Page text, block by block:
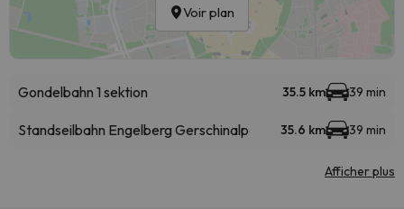
Voir plan
Gondelbahn 1 sektion 35.5 km 39 min
Standseilbahn Engelberg Gerschinalp 35.6 km 39 min
Afficher plus